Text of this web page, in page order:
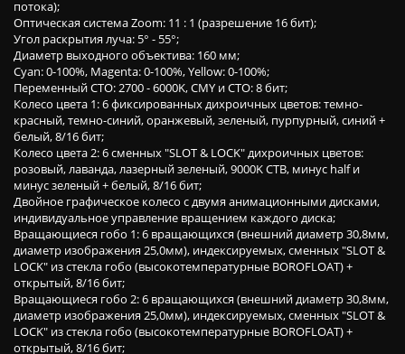
потока);
Оптическая система Zoom: 11 : 1 (разрешение 16 бит);
Угол раскрытия луча: 5° - 55°;
Диаметр выходного объектива: 160 мм;
Cyan: 0-100%, Magenta: 0-100%, Yellow: 0-100%;
Переменный CTO: 2700 - 6000K, CMY и CTO: 8 бит;
Колесо цвета 1: 6 фиксированных дихроичных цветов: темно-
красный, темно-синий, оранжевый, зеленый, пурпурный, синий +
белый, 8/16 бит;
Колесо цвета 2: 6 сменных "SLOT & LOCK" дихроичных цветов:
розовый, лаванда, лазерный зеленый, 9000K CTB, минус half и
минус зеленый + белый, 8/16 бит;
Двойное графическое колесо с двумя анимационными дисками,
индивидуальное управление вращением каждого диска;
Вращающиеся гобо 1: 6 вращающихся (внешний диаметр 30,8мм,
диаметр изображения 25,0мм), индексируемых, сменных "SLOT &
LOCK" из стекла гобо (высокотемпературные BOROFLOAT) +
открытый, 8/16 бит;
Вращающиеся гобо 2: 6 вращающихся (внешний диаметр 30,8мм,
диаметр изображения 25,0мм), индексируемых, сменных "SLOT &
LOCK" из стекла гобо (высокотемпературные BOROFLOAT) +
открытый, 8/16 бит;